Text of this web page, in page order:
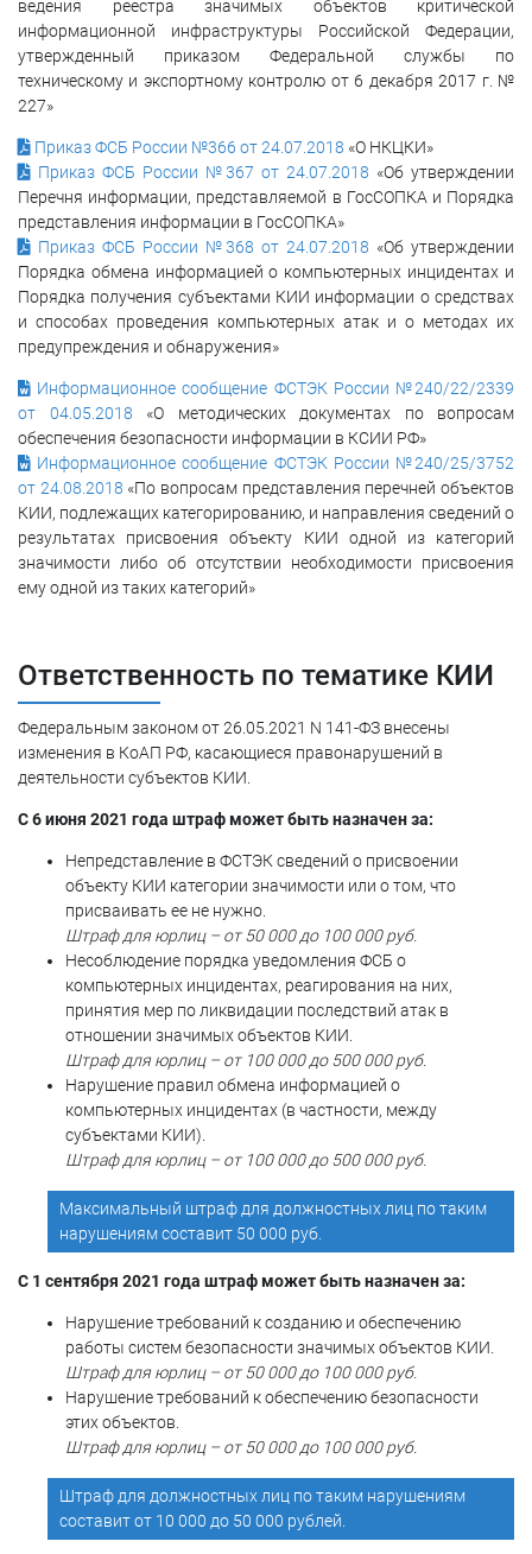
ведения реестра значимых объектов критической
информационной инфраструктуры Российской Федерации,
утвержденный приказом Федеральной службы по
техническому и экспортному контролю от 6 декабря 2017 г. №
227»
Приказ ФСБ России №366 от 24.07.2018 «О НКЦКИ»
Приказ ФСБ России №367 от 24.07.2018 «Об утверждении
Перечня информации, представляемой в ГосСОПКА и Порядка
представления информации в ГосСОПКА»
Приказ ФСБ России №368 от 24.07.2018 «Об утверждении
Порядка обмена информацией о компьютерных инцидентах и
Порядка получения субъектами КИИ информации о средствах
и способах проведения компьютерных атак и о методах их
предупреждения и обнаружения»
Информационное сообщение ФСТЭК России №240/22/2339
от 04.05.2018 «О методических документах по вопросам
обеспечения безопасности информации в КСИИ РФ»
Информационное сообщение ФСТЭК России №240/25/3752
от 24.08.2018 «По вопросам представления перечней объектов
КИИ, подлежащих категорированию, и направления сведений о
результатах присвоения объекту КИИ одной из категорий
значимости либо об отсутствии необходимости присвоения
ему одной из таких категорий»
Ответственность по тематике КИИ
Федеральным законом от 26.05.2021 N 141-ФЗ внесены
изменения в КоАП РФ, касающиеся правонарушений в
деятельности субъектов КИИ.
С 6 июня 2021 года штраф может быть назначен за:
Непредставление в ФСТЭК сведений о присвоении
объекту КИИ категории значимости или о том, что
присваивать ее не нужно.
Штраф для юрлиц – от 50 000 до 100 000 руб.
Несоблюдение порядка уведомления ФСБ о
компьютерных инцидентах, реагирования на них,
принятия мер по ликвидации последствий атак в
отношении значимых объектов КИИ.
Штраф для юрлиц – от 100 000 до 500 000 руб.
Нарушение правил обмена информацией о
компьютерных инцидентах (в частности, между
субъектами КИИ).
Штраф для юрлиц – от 100 000 до 500 000 руб.
Максимальный штраф для должностных лиц по таким
нарушениям составит 50 000 руб.
С 1 сентября 2021 года штраф может быть назначен за:
Нарушение требований к созданию и обеспечению
работы систем безопасности значимых объектов КИИ.
Штраф для юрлиц – от 50 000 до 100 000 руб.
Нарушение требований к обеспечению безопасности
этих объектов.
Штраф для юрлиц – от 50 000 до 100 000 руб.
Штраф для должностных лиц по таким нарушениям
составит от 10 000 до 50 000 рублей.